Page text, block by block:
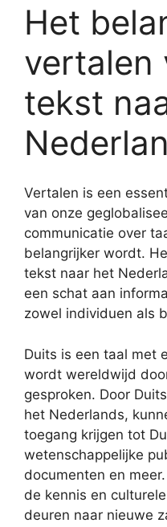
Het
vertalen
tekst
Vertalen is een
van onze
communicatie over
belangrijker wordt.
tekst naar het
een schat aan
zowel individuen als
Duits is een taal met
wordt wereldwijd
gesproken. Door
het Nederlands,
toegang krijgen tot
wetenschappelijke
documenten en
de kennis en
deuren naar nieuwe